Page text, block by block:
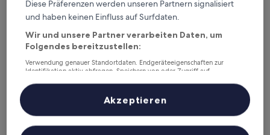
Diese Präferenzen werden unseren Partnern signalisiert
und haben keinen Einfluss auf Surfdaten.
Wir und unsere Partner verarbeiten Daten, um
Folgendes bereitzustellen:
Verwendung genauer Standortdaten. Endgeräteeigenschaften zur
Identifikation aktiv abfragen. Speichern von oder Zugriff auf
Inhalte, Messung von Werbeleistung und der Performance von Inhalten,
Zielgruppenforschung sowie Entwicklung und Verbesserung von
Liste der Partner (Lieferanten)
Akzeptieren